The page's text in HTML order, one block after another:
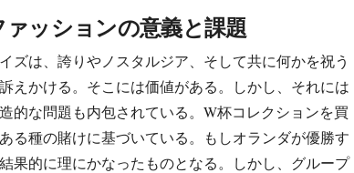
ッションの意義と課題
ズは、誇りやノスタルジア、そして共に何かを祝う
えかける。そこには価値がある。しかし、それには
的な問題も内包されている。W杯コレクションを買
る種の賭けに基づいている。もしオランダが優勝す
果的に理にかなったものとなる。しかし、グループ